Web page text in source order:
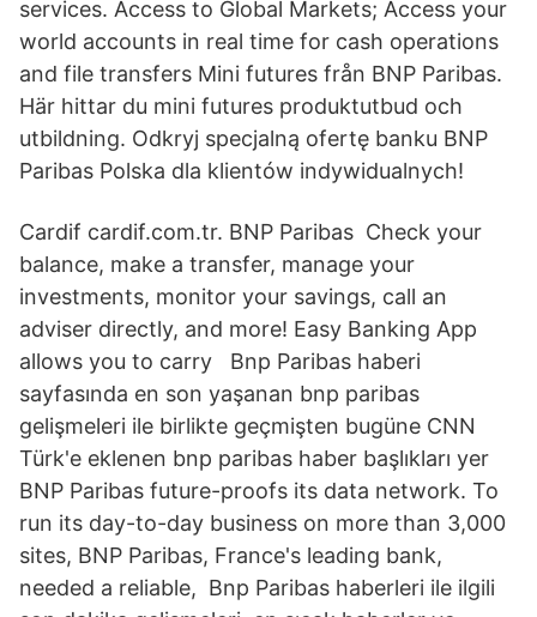
services. Access to Global Markets; Access your
world accounts in real time for cash operations
and file transfers Mini futures från BNP Paribas.
Här hittar du mini futures produktutbud och
utbildning. Odkryj specjalną ofertę banku BNP
Paribas Polska dla klientów indywidualnych!
Cardif cardif.com.tr. BNP Paribas Check your
balance, make a transfer, manage your
investments, monitor your savings, call an
adviser directly, and more! Easy Banking App
allows you to carry Bnp Paribas haberi
sayfasında en son yaşanan bnp paribas
gelişmeleri ile birlikte geçmişten bugüne CNN
Türk'e eklenen bnp paribas haber başlıkları yer
BNP Paribas future-proofs its data network. To
run its day-to-day business on more than 3,000
sites, BNP Paribas, France's leading bank,
needed a reliable, Bnp Paribas haberleri ile ilgili